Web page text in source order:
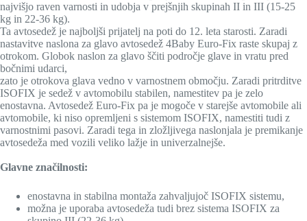
najvišjo raven varnosti in udobja v prejšnjih skupinah II in III (15-25
kg in 22-36 kg).
Ta avtosedež je najboljši prijatelj na poti do 12. leta starosti. Zaradi
nastavitve naslona za glavo avtosedež 4Baby Euro-Fix raste skupaj z
otrokom. Globok naslon za glavo ščiti področje glave in vratu pred
bočnimi udarci,
zato je otrokova glava vedno v varnostnem območju. Zaradi pritrditve
ISOFIX je sedež v avtomobilu stabilen, namestitev pa je zelo
enostavna. Avtosedež Euro-Fix pa je mogoče v starejše avtomobile ali
avtomobile, ki niso opremljeni s sistemom ISOFIX, namestiti tudi z
varnostnimi pasovi. Zaradi tega in zložljivega naslonjala je premikanje
avtosedeža med vozili veliko lažje in univerzalnejše.
Glavne značilnosti:
enostavna in stabilna montaža zahvaljujoč ISOFIX sistemu,
možna je uporaba avtosedeža tudi brez sistema ISOFIX za